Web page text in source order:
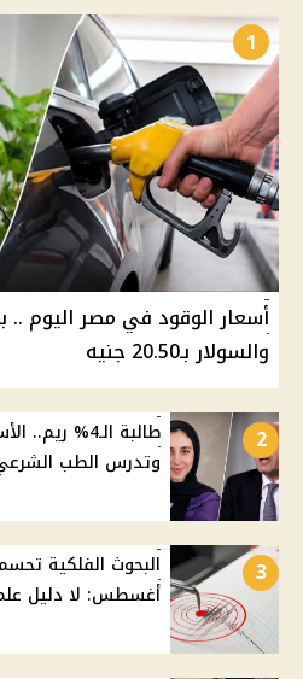
1
والسولار بـ20.50 جنيه
2
طالبة الـ4%
وتدرس الطب الشرعي
3
أغسطس: لا دليل